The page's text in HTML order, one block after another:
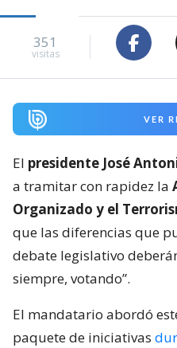
351
visitas
VER
El presidente José
a tramitar con rapidez la
Organizado y el
que las diferencias que
debate legislativo
siempre, votando”.
El mandatario abordó
paquete de iniciativas